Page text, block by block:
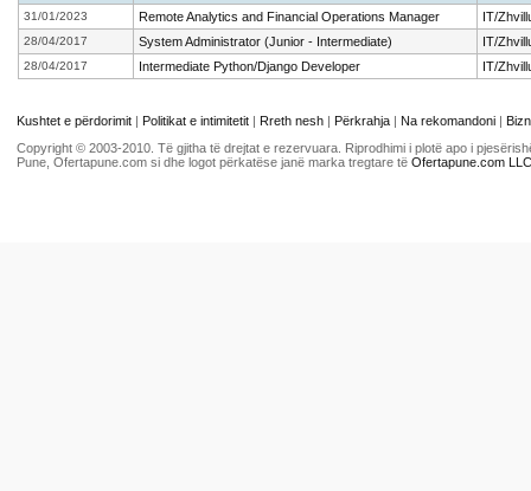
31/01/2023 Remote Analytics and Financial Operations Manager IT/
28/04/2017 System Administrator (Junior - Intermediate) IT/
28/04/2017 Intermediate Python/Django Developer IT/
Kushtet e përdorimit | Politikat e intimitetit | Rreth nesh | Përkrahja | Na rekomandoni |
Copyright © 2003-2010. Të gjitha të drejtat e rezervuara. Riprodhimi i plotë apo i
Pune, Ofertapune.com si dhe logot përkatëse janë marka tregtare të Ofertapune.com LLC